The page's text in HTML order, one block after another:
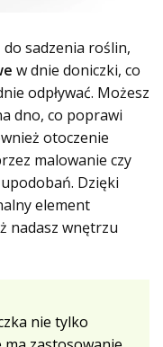
sadzenia roślin,
w dnie doniczki, co
odpływać. Możesz
dno, co poprawi
otoczenie
malowanie czy
Dzięki
element
nadasz wnętrzu
nie tylko